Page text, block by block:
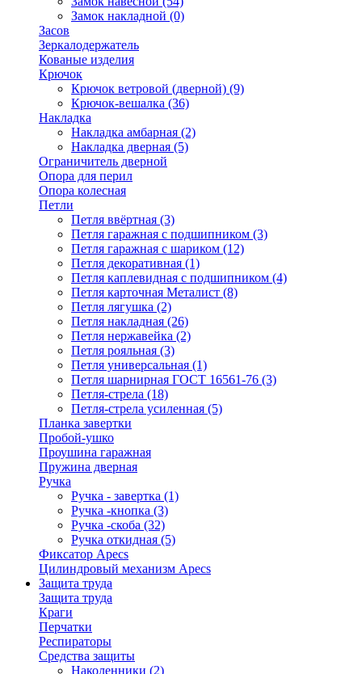
Замок накладной (0)
Засов
Зеркалодержатель
Кованые изделия
Крючок
Крючок ветровой (дверной) (9)
Крючок-вешалка (36)
Накладка
Накладка амбарная (2)
Накладка дверная (5)
Ограничитель дверной
Опора для перил
Опора колесная
Петли
Петля ввёртная (3)
Петля гаражная с подшипником (3)
Петля гаражная с шариком (12)
Петля декоративная (1)
Петля каплевидная с подшипником (4)
Петля карточная Металист (8)
Петля лягушка (2)
Петля накладная (26)
Петля нержавейка (2)
Петля рояльная (3)
Петля универсальная (1)
Петля шарнирная ГОСТ 16561-76 (3)
Петля-стрела (18)
Петля-стрела усиленная (5)
Планка завертки
Пробой-ушко
Проушина гаражная
Пружина дверная
Ручка
Ручка - завертка (1)
Ручка -кнопка (3)
Ручка -скоба (32)
Ручка откидная (5)
Фиксатор Apecs
Цилиндровый механизм Apecs
Защита труда
Защита труда
Краги
Перчатки
Респираторы
Средства защиты
Наколенники (2)